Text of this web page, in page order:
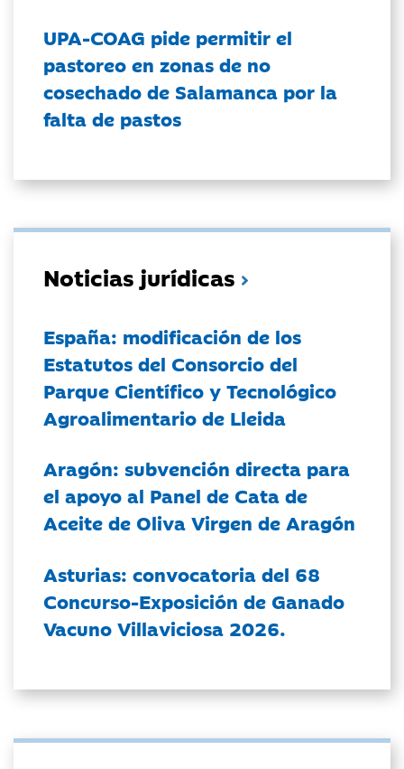
UPA-COAG pide permitir el
pastoreo en zonas de no
cosechado de Salamanca por la
falta de pastos
Noticias jurídicas
España: modificación de los
Estatutos del Consorcio del
Parque Científico y Tecnológico
Agroalimentario de Lleida
Aragón: subvención directa para
el apoyo al Panel de Cata de
Aceite de Oliva Virgen de Aragón
Asturias: convocatoria del 68
Concurso-Exposición de Ganado
Vacuno Villaviciosa 2026.